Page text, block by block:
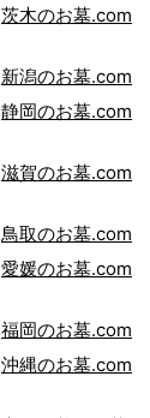
茨木のお墓.com
新潟のお墓.com
静岡のお墓.com
滋賀のお墓.com
鳥取のお墓.com
愛媛のお墓.com
福岡のお墓.com
沖縄のお墓.com